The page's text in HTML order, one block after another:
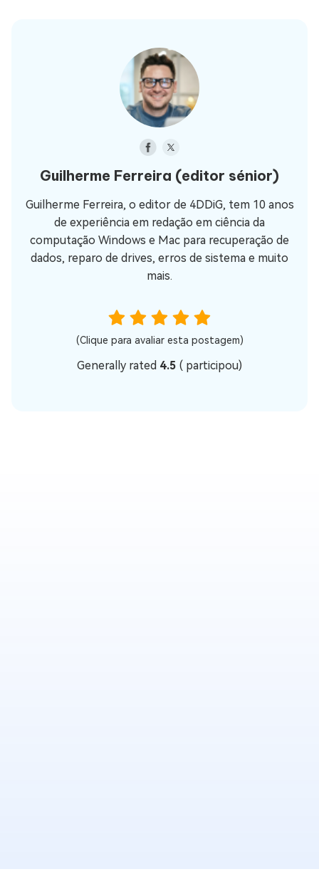
Guilherme Ferreira (editor sénior)
Guilherme Ferreira, o editor de 4DDiG, tem 10 anos
de experiência em redação em ciência da
computação Windows e Mac para recuperação de
dados, reparo de drives, erros de sistema e muito
mais.
(Clique para avaliar esta postagem)
Generally rated 4.5 ( participou)